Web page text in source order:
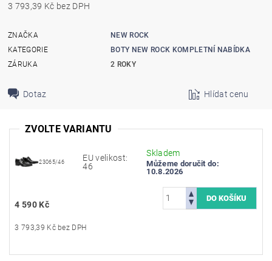
3 793,39 Kč bez DPH
ZNAČKA
NEW ROCK
KATEGORIE
BOTY NEW ROCK KOMPLETNÍ NABÍDKA
ZÁRUKA
2 ROKY
Dotaz Hlídat cenu
ZVOLTE VARIANTU
23065/46
EU velikost:
46
Skladem
Můžeme doručit do:
10.8.2026
4 590 Kč
3 793,39 Kč bez DPH